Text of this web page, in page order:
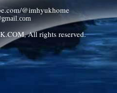
@imhyukhome
All rights reserved.